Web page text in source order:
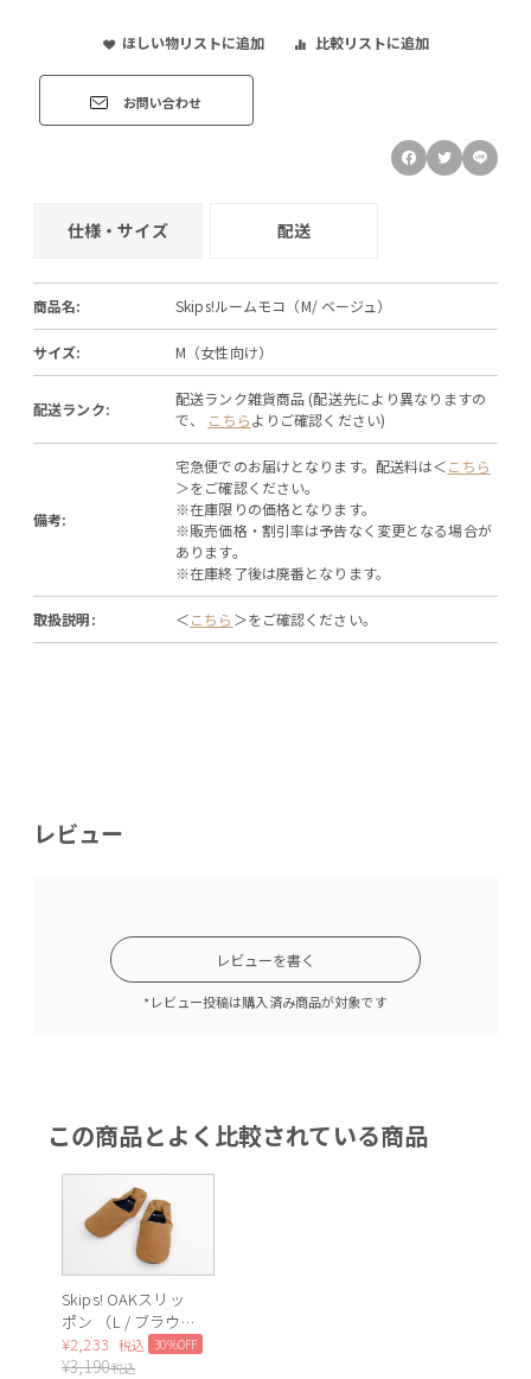
ほしい物リストに追加 比較リストに追加
お問い合わせ
仕様・サイズ 配送
商品名: Skips!ルームモコ（M/ ベージュ）
サイズ: M（女性向け）
配送ランク:
配送ランク雑貨商品 (配送先により異なりますの
で、 こちらよりご確認ください)
備考:
宅急便でのお届けとなります。配送料は＜こちら
＞をご確認ください。
※在庫限りの価格となります。
※販売価格・割引率は予告なく変更となる場合が
あります。
※在庫終了後は廃番となります。
取扱説明: ＜こちら ＞をご確認ください。
レビュー
レビューを書く
*レビュー投稿は購入済み商品が対象です
この商品とよく比較されている商品
Skips! OAKスリッ
ポン （L / ブラウ
ン）
¥2,233 税込 30%OFF
¥3,190税込